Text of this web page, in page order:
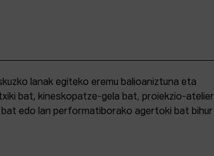
lanak egiteko eremu balioaniztuna eta
bat, kineskopatze-gela bat, proiekzio-atelier
edo lan performatiborako agertoki bat bihur